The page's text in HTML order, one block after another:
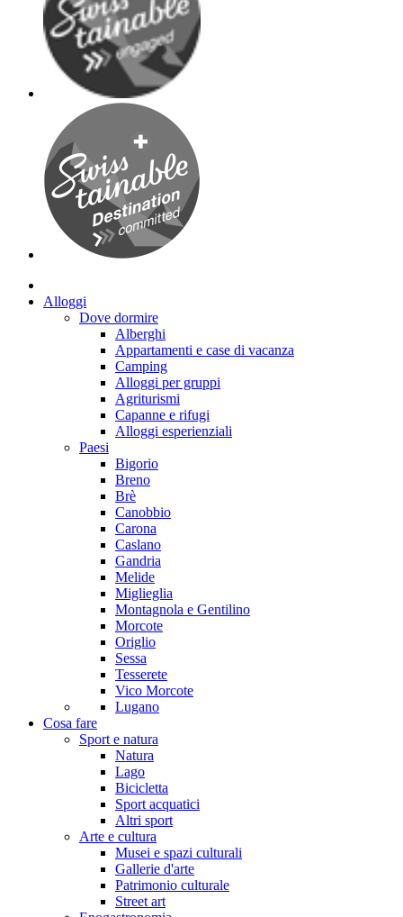
Alloggi
Dove dormire
Alberghi
Appartamenti e case di vacanza
Camping
Alloggi per gruppi
Agriturismi
Capanne e rifugi
Alloggi esperienziali
Paesi
Bigorio
Breno
Brè
Canobbio
Carona
Caslano
Gandria
Melide
Miglieglia
Montagnola e Gentilino
Morcote
Origlio
Sessa
Tesserete
Vico Morcote
Lugano
Cosa fare
Sport e natura
Natura
Lago
Bicicletta
Sport acquatici
Altri sport
Arte e cultura
Musei e spazi culturali
Gallerie d'arte
Patrimonio culturale
Street art